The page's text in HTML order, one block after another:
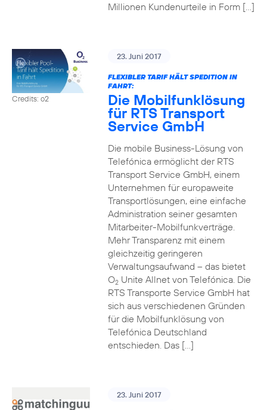
Millionen Kundenurteile in Form […]
Credits: o2
23. Juni 2017
FLEXIBLER TARIF HÄLT SPEDITION IN
FAHRT:
Die Mobilfunklösung
für RTS Transport
Service GmbH
Die mobile Business-Lösung von
Telefónica ermöglicht der RTS
Transport Service GmbH, einem
Unternehmen für europaweite
Transportlösungen, eine einfache
Administration seiner gesamten
Mitarbeiter-Mobilfunkverträge.
Mehr Transparenz mit einem
gleichzeitig geringeren
Verwaltungsaufwand – das bietet
O2Unite Allnet von Telefónica. Die
RTS Transporte Service GmbH hat
sich aus verschiedenen Gründen
für die Mobilfunklösung von
Telefónica Deutschland
entschieden. Das […]
23. Juni 2017